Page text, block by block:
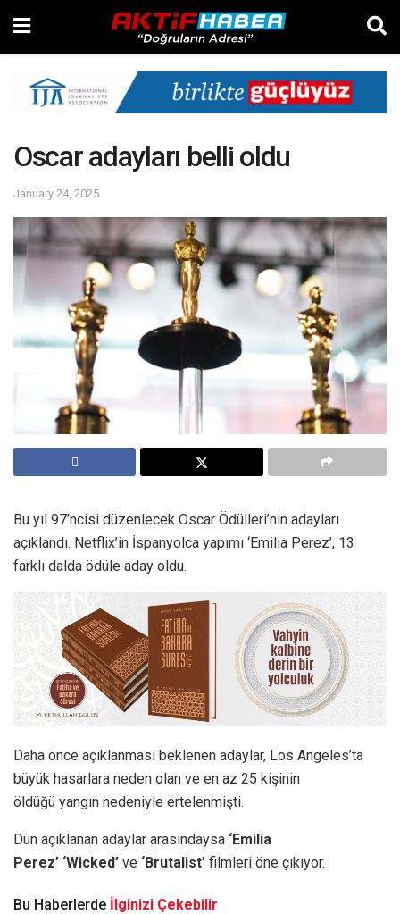
Oscar adayları belli oldu
January 24, 2025
Bu yıl 97’ncisi düzenlecek Oscar Ödülleri’nin adayları
açıklandı. Netflix’in İspanyolca yapımı ‘Emilia Perez’, 13
farklı dalda ödüle aday oldu.
Daha önce açıklanması beklenen adaylar, Los Angeles’ta
büyük hasarlara neden olan ve en az 25 kişinin
öldüğü yangın nedeniyle ertelenmişti.
Dün açıklanan adaylar arasındaysa ‘Emilia
Perez’ ‘Wicked’ ve ‘Brutalist’ filmleri öne çıkıyor.
Bu Haberlerde İlginizi Çekebilir